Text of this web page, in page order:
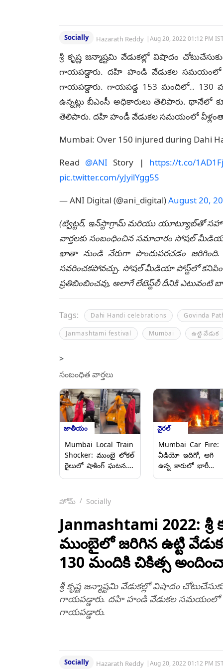
Socially Hazarath Reddy |Aug 20, 2022 01:12 PM
శ్రీ కృష్ణ జ‌న్మాష్ట‌మి వేడుక‌ల్లో విషాదం
గాయ‌ప‌డ్డారు. ద‌హి హండి వేడుక‌ల స‌మ‌యంలో
గాయ‌ప‌డ్డారు. గాయ‌ప‌డ్డ 153 మందిలో.. 130
ఉన్న‌ట్లు బీఎంసీ అధికారులు తెలిపారు. థానేలో
తెలిపారు. ద‌హి హండీ వేడుక‌ల స‌మ‌యంలో
Mumbai: Over 150 injured during Dahi
Read @ANI Story | https://t.co/
pic.twitter.com/yJyilYgg5S
— ANI Digital (@ani_digital)August 20,
(ట్విట్టర్, ఇన్‌స్టాగ్రామ్ మరియు యూట్యూబ్‌తో సహా
వార్తలకు సంబంధించిన సమాచారం సోషల్
ఖాతా నుండి నేరుగా పొందుపరచడం
సవరించకపోవచ్చు. సోషల్ మీడియా పోస్ట్‌లో
ప్రతిబింబించవు, అలాగే లేటెస్ట్‌లీ దీనికి ఎటువంటి
Tags: Dahi Handi celebrations Govinda
Janmashtami festival Mumbai ఉట్టి వేడుక‌
>
సంబంధిత వార్తలు
జాతీయం
Mumbai Local Train
Shocker: ముంబై లోకల్
రైలులో షాకింగ్ ఘటన..
వీడియో వైరల్ కావడంతో
ఇద్దరు అరెస్ట్..
వైరల్
Mumbai Car Fire:
వీడియో ఇదిగో, ఆగి
ఉన్న కారులో భారీ
హోమ్ Socially
Janmashtami 2022: శ్రీ
ముంబైలో జ‌రిగిన ఉట్టి
130 మందికి చికిత్స
శ్రీ కృష్ణ జ‌న్మాష్ట‌మి వేడుక‌ల్లో విషాదం
గాయ‌ప‌డ్డారు. ద‌హి హండి వేడుక‌ల స‌మ‌యంలో
గాయ‌ప‌డ్డారు.
Socially Hazarath Reddy |Aug 20, 2022 01:12 PM